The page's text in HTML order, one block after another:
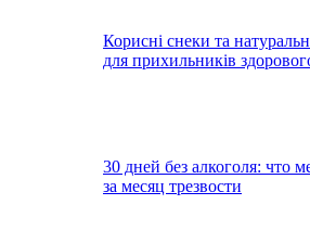
Корисні снеки та
для прихильників
30 дней без алкоголя: что
за месяц трезвости